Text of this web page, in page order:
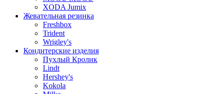
XODA Jumix
Жевательная резинка
Freshbox
Trident
Wrigley's
Кондитерские изделия
Пухлый Кролик
Lindt
Hershey's
Kokola